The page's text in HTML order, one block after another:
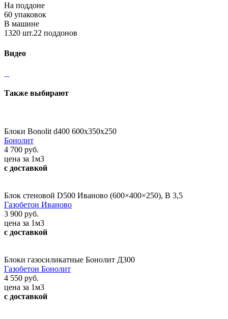
На поддоне
60 упаковок
В машине
1320 шт.22 поддонов
Видео
Также выбирают
Блоки Bonolit d400 600x350x250
Бонолит
4 700 руб.
цена за 1м3
с доставкой
Блок стеновой D500 Иваново (600×400×250), В 3,5
Газобетон Иваново
3 900 руб.
цена за 1м3
с доставкой
Блоки газосиликатные Бонолит Д300
Газобетон Бонолит
4 550 руб.
цена за 1м3
с доставкой